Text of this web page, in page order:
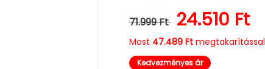
Normál ár
71.999 Ft 24.510 Ft
Most 47.489 Ftmegtakarítással
Kedvezményes ár